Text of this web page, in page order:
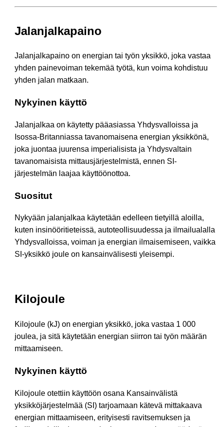
Jalanjalkapaino
Jalanjalkapaino on energian tai työn yksikkö, joka vastaa
yhden painevoiman tekemää työtä, kun voima kohdistuu
yhden jalan matkaan.
Nykyinen käyttö
Jalanjalkaa on käytetty pääasiassa Yhdysvalloissa ja
Isossa-Britanniassa tavanomaisena energian yksikkönä,
joka juontaa juurensa imperialisista ja Yhdysvaltain
tavanomaisista mittausjärjestelmistä, ennen SI-
järjestelmän laajaa käyttöönottoa.
Suositut
Nykyään jalanjalkaa käytetään edelleen tietyillä aloilla,
kuten insinööritieteissä, autoteollisuudessa ja ilmailualalla
Yhdysvalloissa, voiman ja energian ilmaisemiseen, vaikka
SI-yksikkö joule on kansainvälisesti yleisempi.
Kilojoule
Kilojoule (kJ) on energian yksikkö, joka vastaa 1 000
joulea, ja sitä käytetään energian siirron tai työn määrän
mittaamiseen.
Nykyinen käyttö
Kilojoule otettiin käyttöön osana Kansainvälistä
yksikköjärjestelmää (SI) tarjoamaan kätevä mittakaava
energian mittaamiseen, erityisesti ravitsemuksen ja